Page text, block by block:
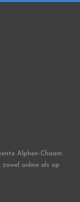
Alphen-Chaam.
online als op